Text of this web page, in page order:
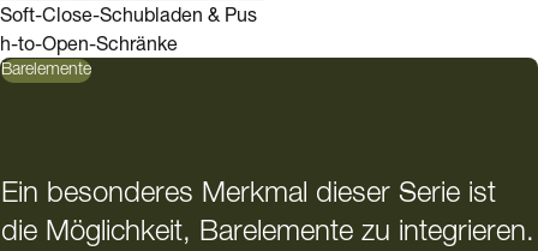
Soft-Close-Schubladen & Pus
h-to-Open-Schränke
Barelemente
Ein besonderes Merkmal dieser Serie ist
die Möglichkeit, Barelemente zu integrieren.